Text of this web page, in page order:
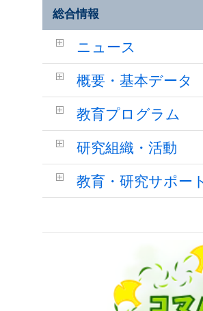
総合情報
ニュース
概要・基本データ
教育プログラム
研究組織・活動
教育・研究サポー